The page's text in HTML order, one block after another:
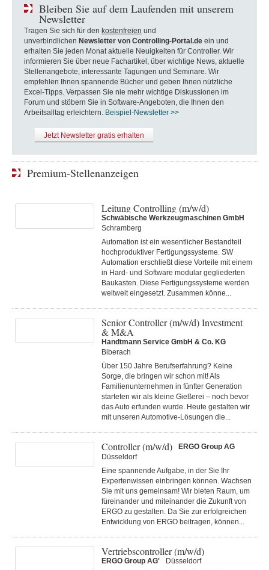
Bleiben Sie auf dem Laufenden mit unserem
Newsletter
Tragen Sie sich für den kostenfreien und
unverbindlichen Newsletter von Controlling-Portal.de ein und
erhalten Sie jeden Monat aktuelle Neuigkeiten für Controller. Wir
informieren Sie über neue Fachartikel, über wichtige News, aktuelle
Stellenangebote, interessante Tagungen und Seminare. Wir
empfehlen Ihnen spannende Bücher und geben Ihnen nützliche
Excel-Tipps. Verpassen Sie nie mehr wichtige Diskussionen im
Forum und stöbern Sie in Software-Angeboten, die Ihnen den
Arbeitsalltag erleichtern. Beispiel-Newsletter >>
Jetzt Newsletter gratis erhalten
Premium-Stellenanzeigen
Leitung Controlling (m/w/d)
Schwäbische Werkzeugmaschinen GmbH
Schramberg
Automation ist ein wesentlicher Bestandteil
hochproduktiver Fertigungssysteme. SW
Automation erschließt diese Vorteile mit einem
in Hard- und Software modular gegliederten
Baukasten. Diese Fertigungs­systeme werden
weltweit eingesetzt. Zusammen könne...
Senior Controller (m/w/d) Investment
& M&A
Handtmann Service GmbH & Co. KG
Biberach
Über 150 Jahre Berufserfahrung? Keine
Sorge, die bringen wir schon mit! Als
Familienunternehmen in fünfter Generation
starteten wir als kleine Gießerei – noch bevor
das Auto erfunden wurde. Heute gestalten wir
mit unseren Automotive-Lösungen die...
Controller (m/w/d)
ERGO Group AG
Düsseldorf
Eine spannende Aufgabe, in der Sie Ihr
Expertenwissen einbringen können. Wachsen
Sie mit uns gemeinsam! Wir bieten Raum, um
füreinander und miteinander die Zukunft von
ERGO zu gestalten. Da Sie zur erfolgreichen
Entwicklung von ERGO beitragen, können...
Vertriebscontroller (m/w/d)
ERGO Group AG'
Düsseldorf